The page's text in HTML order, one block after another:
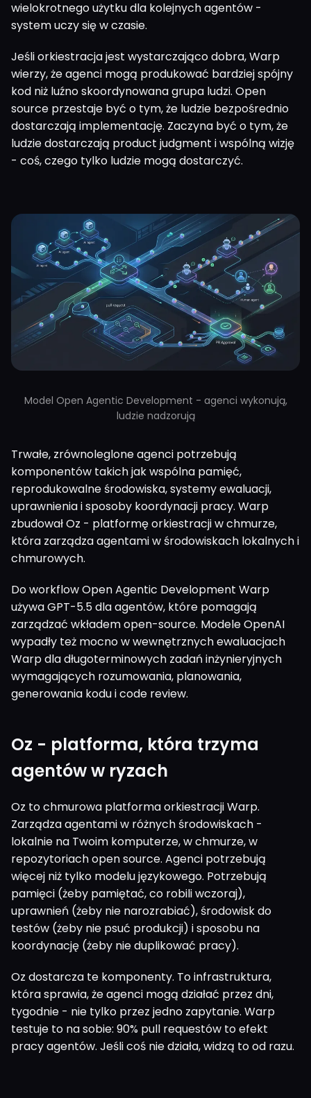
wielokrotnego użytku dla kolejnych agentów -
system uczy się w czasie.
Jeśli orkiestracja jest wystarczająco dobra, Warp
wierzy, że agenci mogą produkować bardziej spójny
kod niż luźno skoordynowana grupa ludzi. Open
source przestaje być o tym, że ludzie bezpośrednio
dostarczają implementację. Zaczyna być o tym, że
ludzie dostarczają product judgment i wspólną wizję
- coś, czego tylko ludzie mogą dostarczyć.
Model Open Agentic Development - agenci wykonują,
ludzie nadzorują
Trwałe, zrównoleglone agenci potrzebują
komponentów takich jak wspólna pamięć,
reprodukowalne środowiska, systemy ewaluacji,
uprawnienia i sposoby koordynacji pracy. Warp
zbudował Oz - platformę orkiestracji w chmurze,
która zarządza agentami w środowiskach lokalnych i
chmurowych.
Do workflow Open Agentic Development Warp
używa GPT-5.5 dla agentów, które pomagają
zarządzać wkładem open-source. Modele OpenAI
wypadły też mocno w wewnętrznych ewaluacjach
Warp dla długoterminowych zadań inżynieryjnych
wymagających rozumowania, planowania,
generowania kodu i code review.
Oz - platforma, która trzyma
agentów w ryzach
Oz to chmurowa platforma orkiestracji Warp.
Zarządza agentami w różnych środowiskach -
lokalnie na Twoim komputerze, w chmurze, w
repozytoriach open source. Agenci potrzebują
więcej niż tylko modelu językowego. Potrzebują
pamięci (żeby pamiętać, co robili wczoraj),
uprawnień (żeby nie narozrabiać), środowisk do
testów (żeby nie psuć produkcji) i sposobu na
koordynację (żeby nie duplikować pracy).
Oz dostarcza te komponenty. To infrastruktura,
która sprawia, że agenci mogą działać przez dni,
tygodnie - nie tylko przez jedno zapytanie. Warp
testuje to na sobie: 90% pull requestów to efekt
pracy agentów. Jeśli coś nie działa, widzą to od razu.